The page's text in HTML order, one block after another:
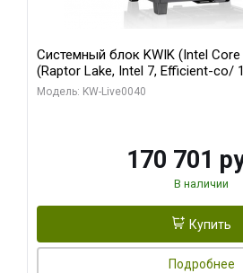
Системный блок KWIK (Intel Core
(Raptor Lake, Intel 7, Efficient-co/
модуля)/ Gigabyte RTX5070
Модель: KW-Live0040
170 701
В наличии
Купить
Подробнее